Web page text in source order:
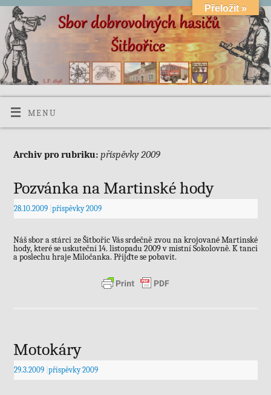
MENU
Archiv pro rubriku: příspěvky 2009
Pozvánka na Martinské hody
28.10.2009 příspěvky 2009
Náš sbor a stárci ze Šitbořic Vás srdečně zvou na krojované Martinské
hody, které se uskuteční 14. listopadu 2009 v místní Sokolovně. K tanci
a poslechu hraje Miločanka. Přijďte se pobavit.
Motokáry
29.3.2009 příspěvky 2009
Přeložit »